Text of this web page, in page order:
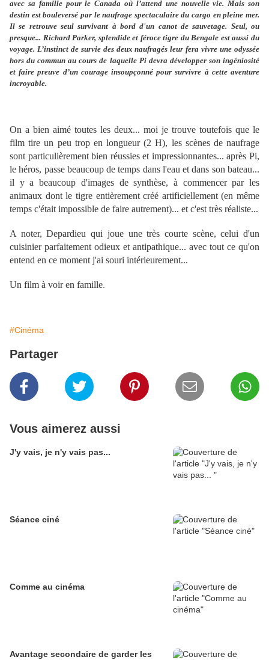
avec sa famille pour le Canada où l’attend une nouvelle vie. Mais son
destin est bouleversé par le naufrage spectaculaire du cargo en pleine mer.
Il se retrouve seul survivant à bord d'un canot de sauvetage. Seul, ou
presque... Richard Parker, splendide et féroce tigre du Bengale est aussi du
voyage. L’instinct de survie des deux naufragés leur fera vivre une odyssée
hors du commun au cours de laquelle Pi devra développer son ingéniosité
et faire preuve d’un courage insoupçonné pour survivre à cette aventure
incroyable.
On a bien aimé toutes les deux... moi je trouve toutefois que le
film tire un peu trop en longueur (2 H), les scènes de naufrage
sont particulièrement bien réussies et impressionnantes... après Pi,
le héros, passe beaucoup de temps dans l'eau et dans son bateau...
il y a beaucoup d'images de synthèse, à commencer par les
animaux dont le tigre entièrement créé artificiellement (en même
temps c'était impossible de faire autrement)... et c'est très réaliste...
A noter, Depardieu qui joue une très courte scène, celui d'un
cuisinier parfaitement odieux et antipathique... avec tout ce qu'on
entend en ce moment j'ai souri intérieurement...
Un film à voir en famille
#Cinéma
Partager
Vous aimerez aussi
J'y vais, je n'y vais pas...
Séance ciné
Comme au cinéma
Avantage secondaire de garder les